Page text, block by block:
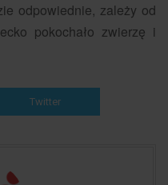
odpowiednie, zależy od
pokochało zwierzę i
Twitter